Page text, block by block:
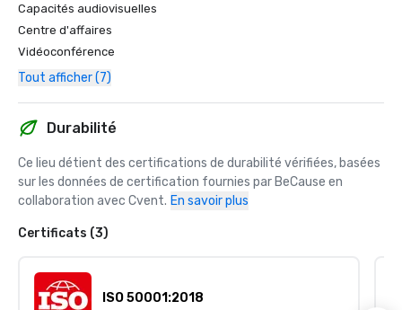
Capacités audiovisuelles
Centre d'affaires
Vidéoconférence
Tout afficher (7)
Durabilité
Ce lieu détient des certifications de durabilité vérifiées, basées
sur les données de certification fournies par BeCause en
collaboration avec Cvent. En savoir plus
Certificats (3)
ISO 50001:2018